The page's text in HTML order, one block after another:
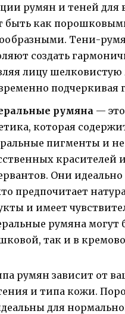
румян и теней для
быть как
Тени-
создать
лицу шелковистую
подчеркивая
румяна —
которая
пигменты и
красителей и
Они идеально
предпочитает
и имеет
румяна могут
так и в
румян зависит от
и типа кожи.
для